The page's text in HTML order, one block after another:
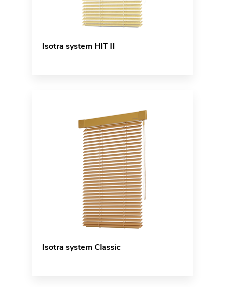
Isotra system HIT II
Isotra system Classic